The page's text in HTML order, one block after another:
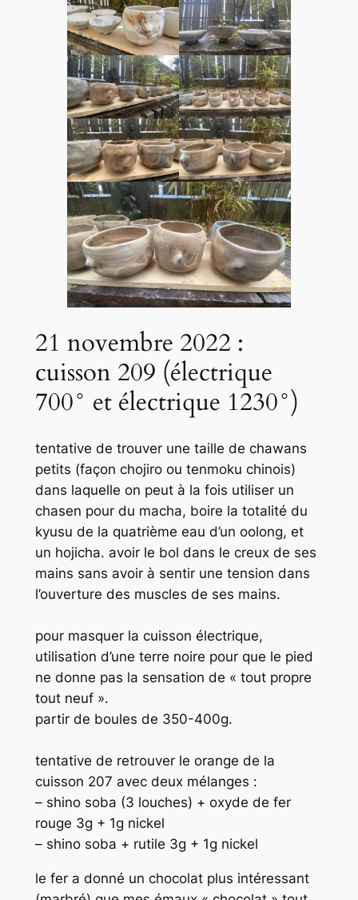
21 novembre 2022 :
cuisson 209 (électrique
700° et électrique 1230°)
tentative de trouver une taille de chawans
petits (façon chojiro ou tenmoku chinois)
dans laquelle on peut à la fois utiliser un
chasen pour du macha, boire la totalité du
kyusu de la quatrième eau d’un oolong, et
un hojicha. avoir le bol dans le creux de ses
mains sans avoir à sentir une tension dans
l’ouverture des muscles de ses mains.
pour masquer la cuisson électrique,
utilisation d’une terre noire pour que le pied
ne donne pas la sensation de « tout propre
tout neuf ».
partir de boules de 350-400g.
tentative de retrouver le orange de la
cuisson 207 avec deux mélanges :
– shino soba (3 louches) + oxyde de fer
rouge 3g + 1g nickel
– shino soba + rutile 3g + 1g nickel
le fer a donné un chocolat plus intéressant